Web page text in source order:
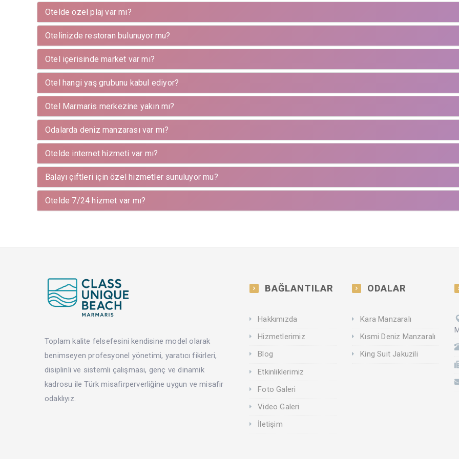
Otelde özel plaj var mı?
Otelinizde restoran bulunuyor mu?
Otel içerisinde market var mı?
Otel hangi yaş grubunu kabul ediyor?
Otel Marmaris merkezine yakın mı?
Odalarda deniz manzarası var mı?
Otelde internet hizmeti var mı?
Balayı çiftleri için özel hizmetler sunuluyor mu?
Otelde 7/24 hizmet var mı?
Toplam kalite felsefesini kendisine model olarak
benimseyen profesyonel yönetimi, yaratıcı fikirleri,
disiplinli ve sistemli çalışması, genç ve dinamik
kadrosu ile Türk misafirperverliğine uygun ve misafir
odaklıyız.
BAĞLANTILAR
Hakkımızda
Hizmetlerimiz
Blog
Etkinliklerimiz
Foto Galeri
Video Galeri
İletişim
ODALAR
Kara Manzaralı
Kısmi Deniz Manzaralı
King Suit Jakuzili